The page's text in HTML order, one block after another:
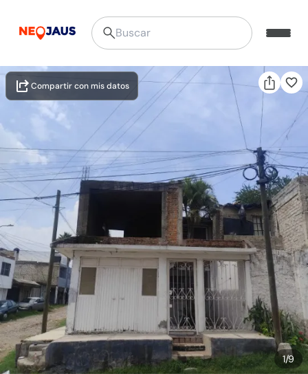
1/9
Compartir con mis datos